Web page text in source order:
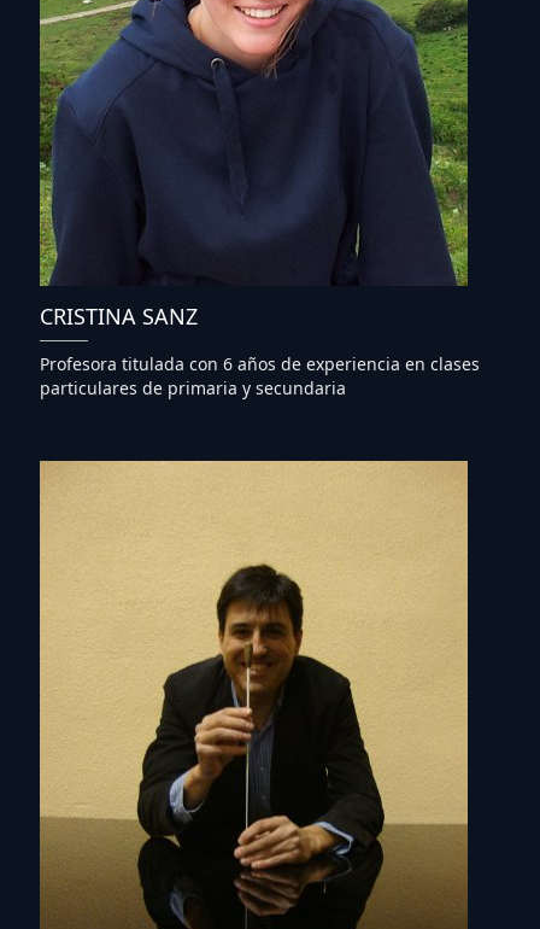
CRISTINA SANZ
Profesora titulada con 6 años de experiencia en clases
particulares de primaria y secundaria